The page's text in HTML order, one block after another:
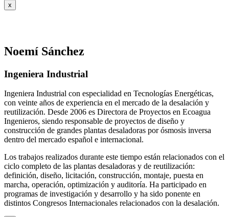
x
Noemí Sánchez
Ingeniera Industrial
Ingeniera Industrial con especialidad en Tecnologías Energéticas,
con veinte años de experiencia en el mercado de la desalación y
reutilización. Desde 2006 es Directora de Proyectos en Ecoagua
Ingenieros, siendo responsable de proyectos de diseño y
construcción de grandes plantas desaladoras por ósmosis inversa
dentro del mercado español e internacional.
Los trabajos realizados durante este tiempo están relacionados con el
ciclo completo de las plantas desaladoras y de reutilización:
definición, diseño, licitación, construcción, montaje, puesta en
marcha, operación, optimización y auditoría. Ha participado en
programas de investigación y desarrollo y ha sido ponente en
distintos Congresos Internacionales relacionados con la desalación.